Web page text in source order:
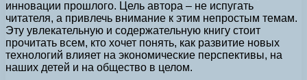
инновации прошлого. Цель автора – не испугать
читателя, а привлечь внимание к этим непростым темам.
Эту увлекательную и содержательную книгу стоит
прочитать всем, кто хочет понять, как развитие новых
технологий влияет на экономические перспективы, на
наших детей и на общество в целом.